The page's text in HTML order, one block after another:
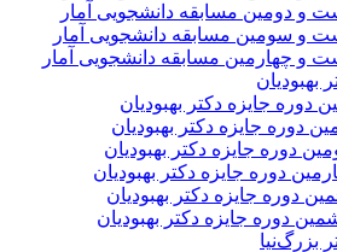
و دومین مسابقه دانشجویی آمار
و سومین مسابقه دانشجویی آمار
و چهارمین مسابقه دانشجویی آمار
بهبودیان
دوره جایزه دکتر بهبودیان
دوره جایزه دکتر بهبودیان
دوره جایزه دکتر بهبودیان
دوره جایزه دکتر بهبودیان
دوره جایزه دکتر بهبودیان
دوره جایزه دکتر بهبودیان
بزرگ‌نیا